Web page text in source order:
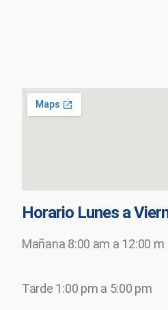
Horario Lunes a
Mañana 8:00 am a 12:00 m
Tarde 1:00 pm a 5:00 pm